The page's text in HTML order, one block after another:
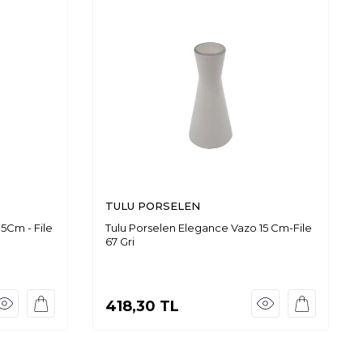
- File
TULU PORSELEN
Tulu Porselen Elegance Vazo 15 Cm-File
67 Gri
418,30 TL